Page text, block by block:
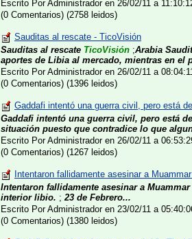
Escrito Por Administrador en 26/02/11 a
(0 Comentarios) (2758 leidos)
Sauditas al rescate - TicoVisión
Sauditas al rescate TicoVisión ;Arabia
aportes de Libia al mercado, mientras en el
Escrito Por Administrador en 26/02/11 a
(0 Comentarios) (1396 leidos)
Gaddafi intentó una guerra civil, pero está
Gaddafi intentó una guerra civil, pero está
situación puesto que contradice lo que
Escrito Por Administrador en 26/02/11 a
(0 Comentarios) (1267 leidos)
Intentaron fallidamente asesinar a
Intentaron fallidamente asesinar a Muammar
interior libio. ;23 de Febrero...
Escrito Por Administrador en 23/02/11 a
(0 Comentarios) (1380 leidos)